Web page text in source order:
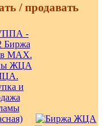
/ продавать